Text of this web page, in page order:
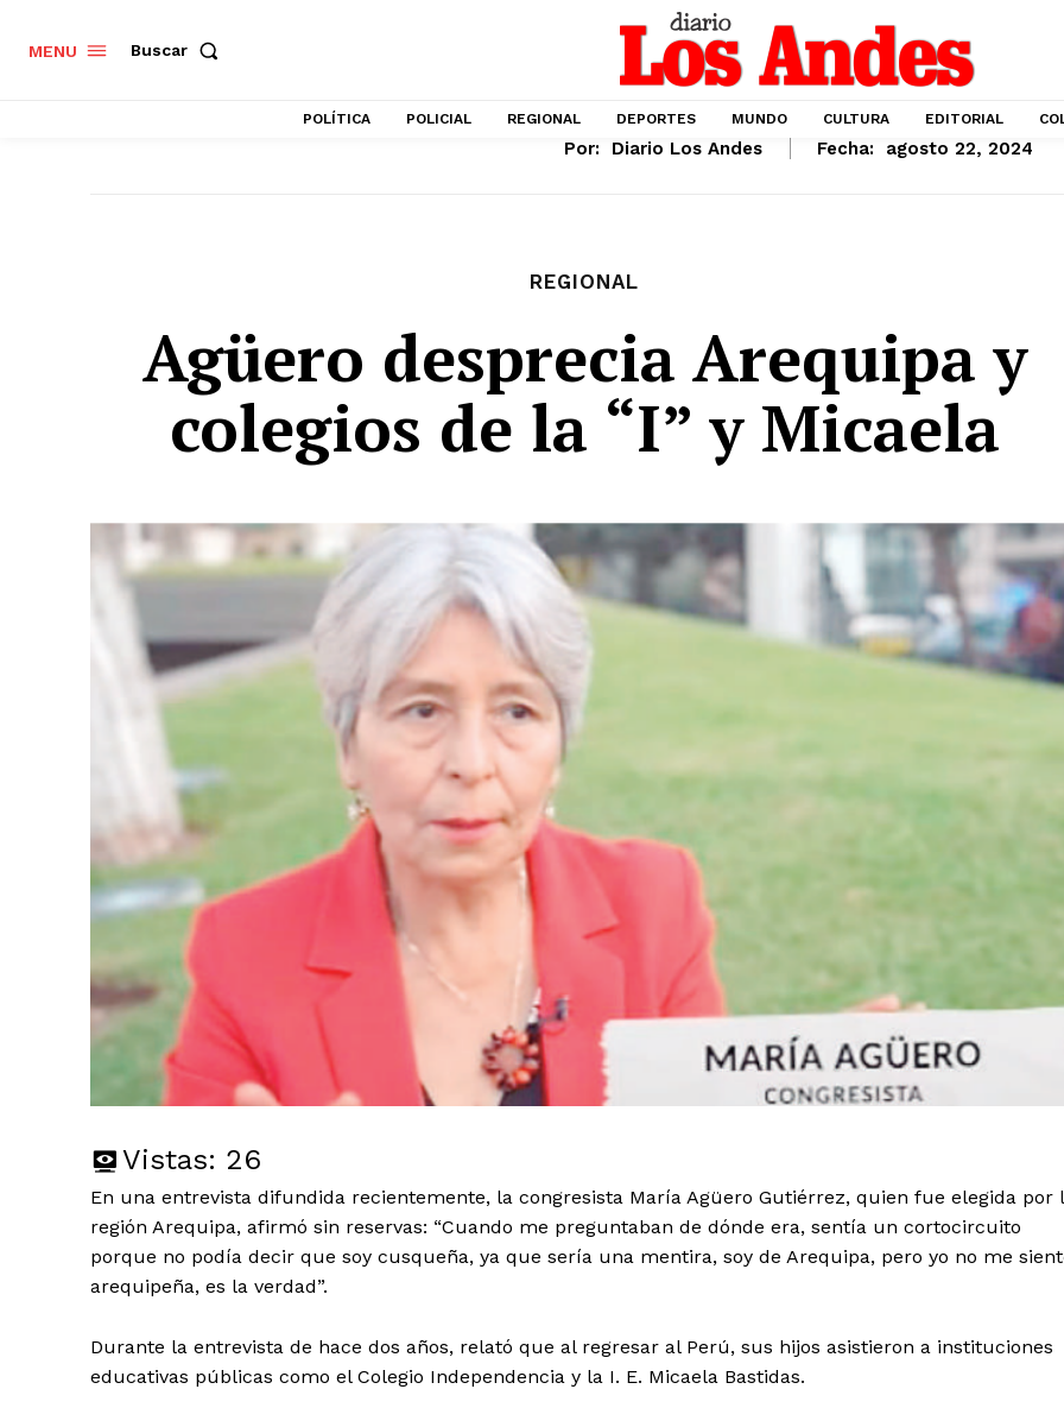
MENU Buscar
POLÍTICA POLICIAL REGIONAL DEPORTES MUNDO CULTURA EDITORIAL
Por: Diario Los Andes Fecha: agosto 22, 2024
REGIONAL
Agüero desprecia Arequipa y
colegios de la “I” y Micaela
Vistas: 26
En una entrevista difundida recientemente, la congresista María Agüero Gutiérrez, quien fue elegida por
región Arequipa, afirmó sin reservas: “Cuando me preguntaban de dónde era, sentía un cortocircuito
porque no podía decir que soy cusqueña, ya que sería una mentira, soy de Arequipa, pero yo no me
arequipeña, es la verdad”.
Durante la entrevista de hace dos años, relató que al regresar al Perú, sus hijos asistieron a instituciones
educativas públicas como el Colegio Independencia y la I. E. Micaela Bastidas.